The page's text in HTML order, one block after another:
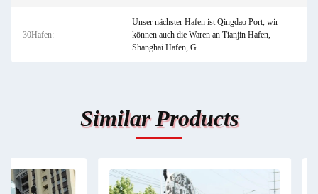
30Hafen:
Unser nächster Hafen ist Qingdao Port, wir
können auch die Waren an Tianjin Hafen,
Shanghai Hafen, G
Similar Products